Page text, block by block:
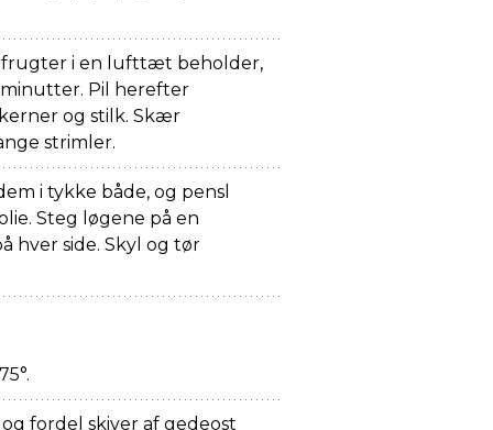
i en lufttæt beholder,
minutter. Pil herefter
og stilk. Skær
strimler.
i tykke både, og pensl
Steg løgene på en
hver side. Skyl og tør
fordel skiver af gedeost